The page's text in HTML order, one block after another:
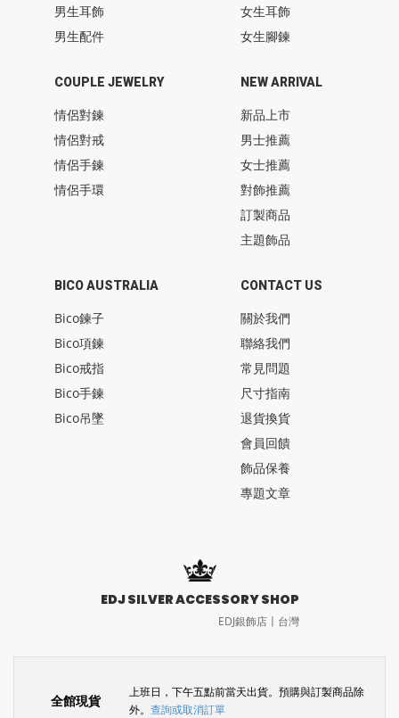
男生耳飾
男生配件
女生耳飾
女生腳鍊
COUPLE JEWELRY
情侶對鍊
情侶對戒
情侶手鍊
情侶手環
BICO AUSTRALIA
Bico鍊子
Bico項鍊
Bico戒指
Bico手鍊
Bico吊墜
NEW ARRIVAL
新品上市
男士推薦
女士推薦
對飾推薦
訂製商品
主題飾品
CONTACT US
關於我們
聯絡我們
常見問題
尺寸指南
退貨換貨
會員回饋
飾品保養
專題文章
EDJ SILVER ACCESSORY SHOP
EDJ銀飾店〡台灣
全館現貨
上班日，下午五點前當天出貨。預購與訂製商品除
外。 查詢或取消訂單